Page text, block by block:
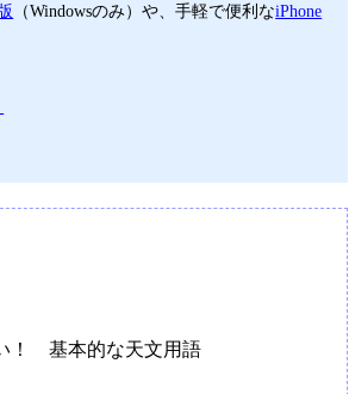
（Windowsのみ）や、手軽で便利なiPhone
！ 基本的な天文用語